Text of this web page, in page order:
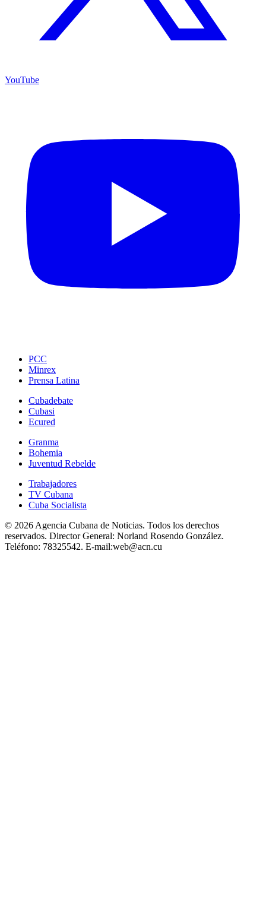
YouTube
PCC
Minrex
Prensa Latina
Cubadebate
Cubasi
Ecured
Granma
Bohemia
Juventud Rebelde
Trabajadores
TV Cubana
Cuba Socialista
© 2026 Agencia Cubana de Noticias. Todos los derechos
reservados. Director General: Norland Rosendo González.
Teléfono: 78325542. E-mail:web@acn.cu